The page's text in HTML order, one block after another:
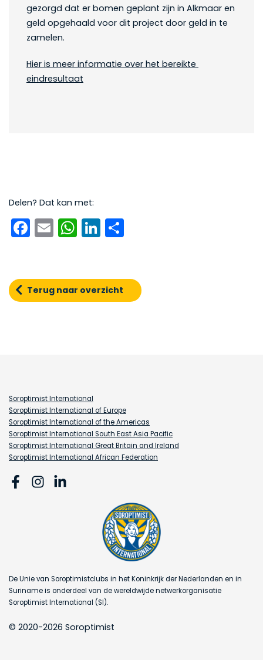
gezorgd dat er bomen geplant zijn in Alkmaar en
geld opgehaald voor dit project door geld in te
zamelen.
Hier is meer informatie over het bereikte
eindresultaat
Delen? Dat kan met:
Facebook
EmailWhatsApp
LinkedIn
Terug naar overzicht
Soroptimist International
Soroptimist International of Europe
Soroptimist International of the Americas
Soroptimist International South East Asia Pacific
Soroptimist International Great Britain and Ireland
Soroptimist International African Federation
De Unie van Soroptimistclubs in het Koninkrijk der Nederlanden en in
Suriname is onderdeel van de wereldwijde netwerkorganisatie
Soroptimist International (SI).
© 2020-2026 Soroptimist